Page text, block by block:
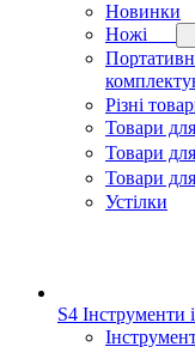
Новинки
Ножі
Різні
Товари
Товари
Товари
Устілки
S4 Інструменти